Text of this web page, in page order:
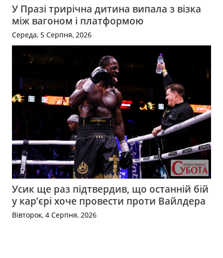
У Празі трирічна дитина випала з візка
між вагоном і платформою
Середа, 5 Серпня, 2026
Усик ще раз підтвердив, що останній бій
у кар’єрі хоче провести проти Вайлдера
Вівторок, 4 Серпня, 2026